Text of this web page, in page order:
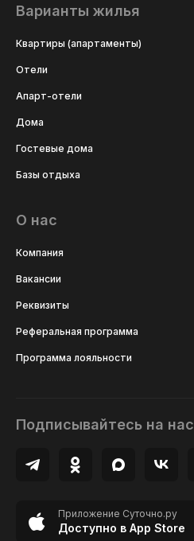
Варианты жилья
Квартиры (апартаменты)
Отели
Апарт-отели
Дома
Гостевые дома
Базы отдыха
О нас
Компания
Вакансии
Реквизиты
Реферальная программа
Программа лояльности
Подписывайтесь на нас
Приложение Суточно.ру
Доступно в App Store